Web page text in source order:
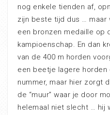
nog enkele tienden af,
zijn beste tijd dus … maar
een bronzen medaille op
kampioenschap. En dan
van de 400 m horden
een beetje lagere horden
nummer, maar hier zorgt
de “muur” waar je door
helemaal niet slecht … hij